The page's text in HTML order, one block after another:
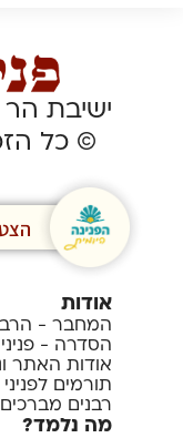
ישיבת
© כל
אודות
המחבר -
הסדרה -
אודות האתר
תורמים
רבנים מברכים
מה נלמד?